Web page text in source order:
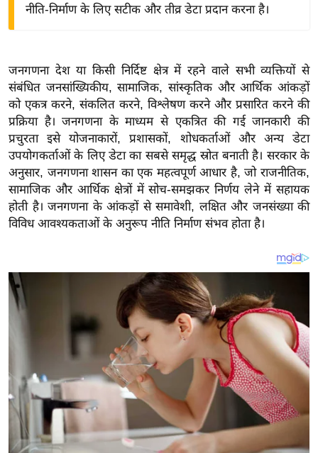
शे
ष
ज्ञ
रा
य
ब
ज
ट
खे
के
ट
2
0
2
6
नीति-निर्माण के लिए सटीक और तीव्र डेटा प्रदान करना है।
जनगणना देश या किसी निर्दिष्ट क्षेत्र में रहने वाले सभी व्यक्तियों से
संबंधित जनसांख्यिकीय, सामाजिक, सांस्कृतिक और आर्थिक आंकड़ों
को एकत्र करने, संकलित करने, विश्लेषण करने और प्रसारित करने की
प्रक्रिया है। जनगणना के माध्यम से एकत्रित की गई जानकारी की
प्रचुरता इसे योजनाकारों, प्रशासकों, शोधकर्ताओं और अन्य डेटा
उपयोगकर्ताओं के लिए डेटा का सबसे समृद्ध स्रोत बनाती है। सरकार के
अनुसार, जनगणना शासन का एक महत्वपूर्ण आधार है, जो राजनीतिक,
सामाजिक और आर्थिक क्षेत्रों में सोच-समझकर निर्णय लेने में सहायक
होती है। जनगणना के आंकड़ों से समावेशी, लक्षित और जनसंख्या की
विविध आवश्यकताओं के अनुरूप नीति निर्माण संभव होता है।